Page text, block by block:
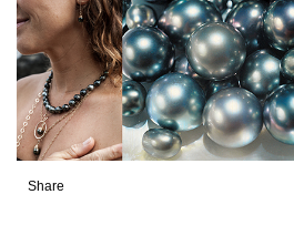
Share